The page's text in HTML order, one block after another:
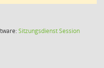
SitzungsdienstSession(Wird in